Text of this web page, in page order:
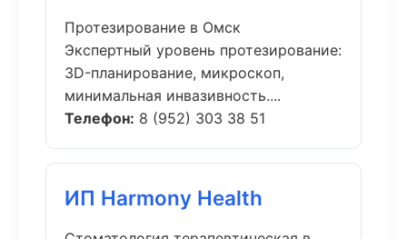
Протезирование в Омск
Экспертный уровень протезирование:
3D-планирование, микроскоп,
минимальная инвазивность....
Телефон: 8 (952) 303 38 51
ИП Harmony Health